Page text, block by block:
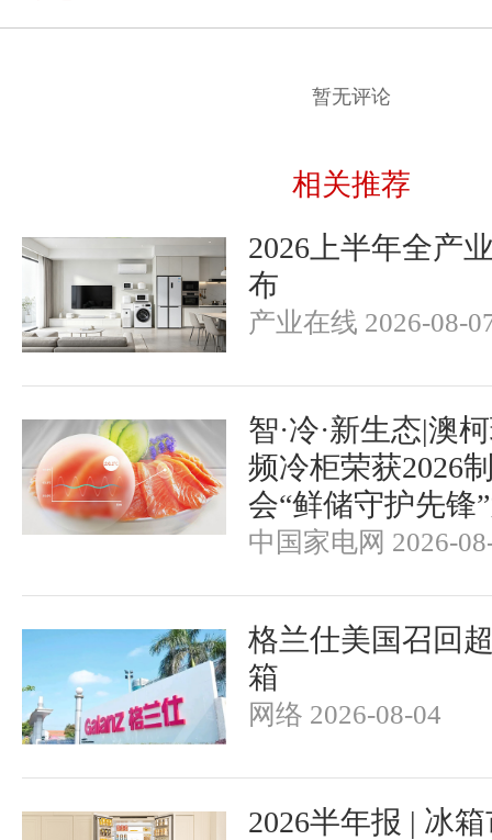
暂无评论
相关推荐
2026上半年全产
布
产业在线 2026-08-
智·冷·新生态|澳
频冷柜荣获2026
会“鲜储守护先锋
中国家电网 2026-
格兰仕美国召回
箱
网络 2026-08-04
2026半年报 | 冰